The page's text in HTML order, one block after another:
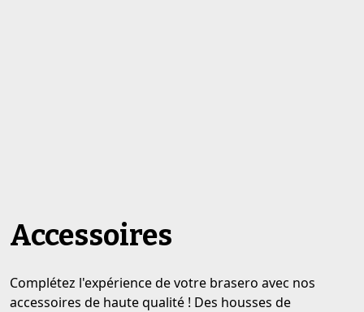
Accessoires
Complétez l'expérience de votre brasero avec nos
accessoires de haute qualité ! Des housses de